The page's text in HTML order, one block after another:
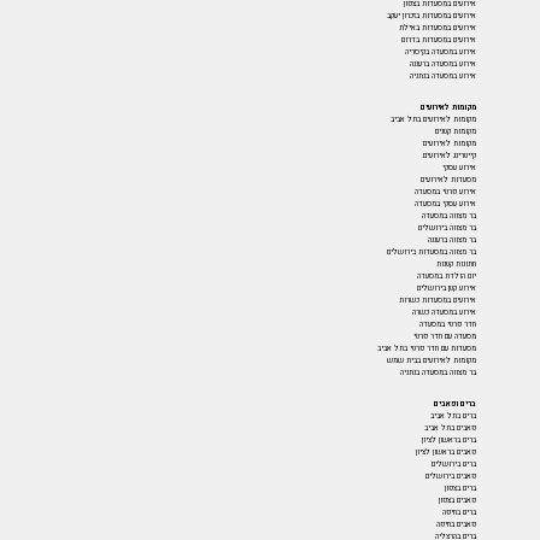
אירועים במסעדות בצפון
אירועים במסעדות בזכרון יעקב
אירועים במסעדות באילת
אירועים במסעדות בדרום
אירוע במסעדה בקיסריה
אירוע במסעדה ברעננה
אירוע במסעדה בנתניה
מקומות לאירועים
מקומות לאירועים בתל אביב
מקומות קטנים
מקומות לאירועים
קייטרינג לאירועים
אירוע עסקי
מסעדות לאירועים
אירוע פרטי במסעדה
אירוע עסקי במסעדה
בר מצווה במסעדה
בר מצווה בירושלים
בר מצווה ברעננה
בר מצווה במסעדות בירושלים
חתונות קטנות
יום הולדת במסעדה
אירוע קטן בירושלים
אירועים במסעדות כשרות
אירוע במסעדה כשרה
חדר פרטי במסעדה
מסעדה עם חדר פרטי
מסעדות עם חדר פרטי בתל אביב
מקומות לאירועים בבית שמש
בר מצווה במסעדה בנתניה
ברים ופאבים
ברים בתל אביב
פאבים בתל אביב
ברים בראשון לציון
פאבים בראשון לציון
ברים בירושלים
פאבים בירושלים
ברים בצפון
פאבים בצפון
ברים בחיפה
פאבים בחיפה
ברים בהרצליה